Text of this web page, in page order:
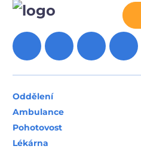
Novinky
Kontakty
Mapa nemocnice
Parkování a doprava
Sídlo společnosti
Pacienti a návštěvy
Jdu na návštěvu